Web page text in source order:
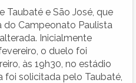
Taubaté e São José, que
Campeonato Paulista
Inicialmente
o duelo foi
às 19h30, no estádio
foi solicitada pelo Taubaté,